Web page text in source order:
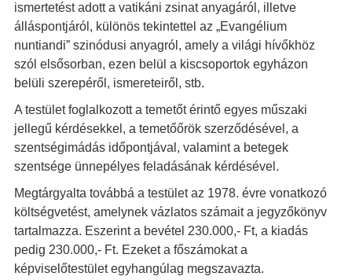
ismertetést adott a vatikáni zsinat anyagáról, illetve
álláspontjáról, különös tekintettel az „Evangélium
nuntiandi” szinódusi anyagról, amely a világi hívőkhöz
szól elsősorban, ezen belül a kiscsoportok egyházon
belüli szerepéről, ismereteiről, stb.
A testület foglalkozott a temetőt érintő egyes műszaki
jellegű kérdésekkel, a temetőőrök szerződésével, a
szentségimádás időpontjával, valamint a betegek
szentsége ünnepélyes feladásának kérdésével.
Megtárgyalta továbbá a testület az 1978. évre vonatkozó
költségvetést, amelynek vázlatos számait a jegyzőkönyv
tartalmazza. Eszerint a bevétel 230.000,- Ft, a kiadás
pedig 230.000,- Ft. Ezeket a főszámokat a
képviselőtestület egyhangúlag megszavazta.